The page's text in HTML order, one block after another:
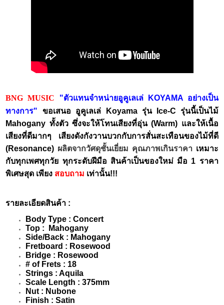
BNG MUSIC
"ตัวแทนจำหน่ายอูคูเลเล่ KOYAMA อย่างเป็น
ทางการ"
ขอเสนอ อูคูเลเล่ Koyama รุ่น Ice-C รุ่นนี้เป็นไม้
Mahogany ทั้งตัว ซึ่งจะให้โทนเสียงที่อุ่น (Warm) และให้เนื้อ
เสียงที่ดีมากๆ เสียงดังกังวานบวกกับการสั่นสะเทือนของไม้ที่ดี
(Resonance) ผลิตจากวัศดุชั้นเยี่ยม คุณภาพเกินราคา เหมาะ
กับทุกเพศทุกวัย ทุกระดับฝีมือ สินค้าเป็นของใหม่ มือ 1 ราคา
พิเศษสุด เพียง สอบถาม เท่านั้น!!!
รายละเอียดสินค้า :
Body Type : Concert
Top : Mahogany
Side/Back : Mahogany
Fretboard : Rosewood
Bridge : Rosewood
# of Frets : 18
Strings : Aquila
Scale Length : 375mm
Nut : Nubone
Finish : Satin